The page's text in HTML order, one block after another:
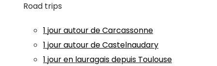
Road trips
1 jour autour de Carcassonne
1 jour autour de Castelnaudary
1 jour en lauragais depuis Toulouse